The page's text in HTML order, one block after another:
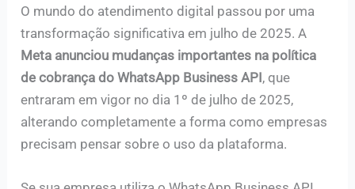
O mundo do atendimento digital passou por uma
transformação significativa em julho de 2025. A
Meta anunciou mudanças importantes na política
de cobrança do WhatsApp Business API, que
entraram em vigor no dia 1º de julho de 2025,
alterando completamente a forma como empresas
precisam pensar sobre o uso da plataforma.